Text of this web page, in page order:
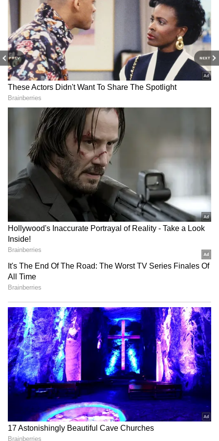
PREV NEXT
Mohammed Shami
ఐసీసీ ప్లేయర్ ఆఫ్ ది మంత్ (నవంబర్) అవార్డుకు
నామినీలను ఐసీసీ ప్ర‌క‌టించ‌గా, అందులో భార‌త స్టార్
బౌల‌ర్ మ‌హ్మ‌ద్ ష‌మీ చోటుద‌క్కించుకున్నారు.
7
Mohammed Shami
ఇటీవ‌ల ముగిసిన ఐసీసీ క్రికెట్ వ‌ర‌ల్డ్ క‌ప్ 2023లో ఐసీసీ
ప్లేయర్ ఆఫ్ ద టోర్నమెంట్ అవార్డుకు 9 మందిని ఏంపిక